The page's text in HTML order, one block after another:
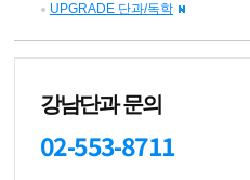
UPGRADE 단과/독학
강남단과 문의
02-553-8711